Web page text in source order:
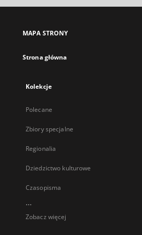
MAPA STRONY
Strona główna
Kolekcje
Polecane
Zbiory specjalne
Regionalia
Dziedzictwo kulturowe
Czasopisma
...
Zobacz więcej